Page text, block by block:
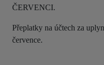
ČERVENCI.
Přeplatky na účtech za
července.